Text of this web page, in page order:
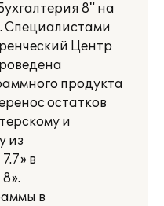
8" на
Специалистами
Центр
продукта
остатков
и
из
в
в